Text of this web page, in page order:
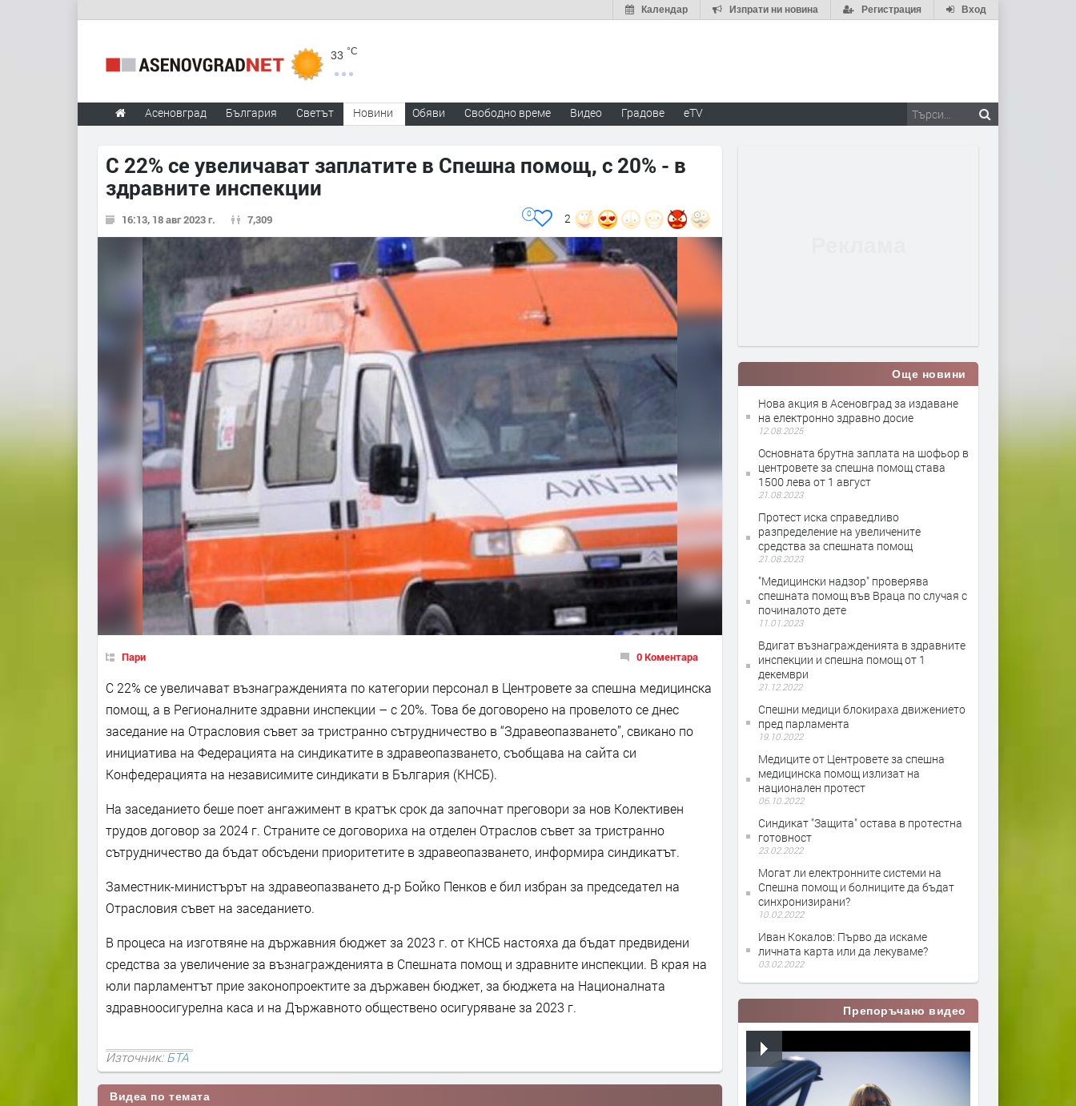
Вход
Регистрация
Изпрати ни новина
Календар
33 °C
Асеновград България Светът Новини Обяви Свободно време Видео Градове eTV
С 22% се увеличават заплатите в Спешна помощ, с 20% - в
здравните инспекции
16:13, 18 авг 2023 г. 7,309 2
0
Пари 0 Коментара
С 22% се увеличават възнагражденията по категории персонал в Центровете за спешна медицинска
помощ, а в Регионалните здравни инспекции – с 20%. Това бе договорено на провелото се днес
заседание на Отрасловия съвет за тристранно сътрудничество в “Здравеопазването”, свикано по
инициатива на Федерацията на синдикатите в здравеопазването, съобщава на сайта си
Конфедерацията на независимите синдикати в България (КНСБ).
На заседанието беше поет ангажимент в кратък срок да започнат преговори за нов Колективен
трудов договор за 2024 г. Страните се договориха на отделен Отраслов съвет за тристранно
сътрудничество да бъдат обсъдени приоритетите в здравеопазването, информира синдикатът.
Заместник-министърът на здравеопазването д-р Бойко Пенков е бил избран за председател на
Отрасловия съвет на заседанието.
В процеса на изготвяне на държавния бюджет за 2023 г. от КНСБ настояха да бъдат предвидени
средства за увеличение за възнагражденията в Спешната помощ и здравните инспекции. В края на
юли парламентът прие законопроектите за държавен бюджет, за бюджета на Националната
здравноосигурелна каса и на Държавното обществено осигуряване за 2023 г.
Източник:БТА
Видеа по темата
Още новини
Нова акция в Асеновград за издаване
на електронно здравно досие
12.08.2025
Основната брутна заплата на шофьор в
центровете за спешна помощ става
1500 лева от 1 август
21.08.2023
Протест иска справедливо
разпределение на увеличените
средства за спешната помощ
21.08.2023
"Медицински надзор" проверява
спешната помощ във Враца по случая с
починалото дете
11.01.2023
Вдигат възнагражденията в здравните
инспекции и спешна помощ от 1
декември
21.12.2022
Спешни медици блокираха движението
пред парламента
19.10.2022
Медиците от Центровете за спешна
медицинска помощ излизат на
национален протест
06.10.2022
Синдикат "Защита" остава в протестна
готовност
23.02.2022
Могат ли електронните системи на
Спешна помощ и болниците да бъдат
синхронизирани?
10.02.2022
Иван Кокалов: Първо да искаме
личната карта или да лекуваме?
03.02.2022
Препоръчано видео